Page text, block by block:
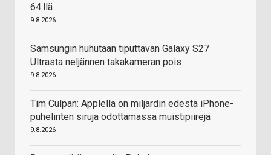
64:llä
9.8.2026
Samsungin huhutaan tiputtavan Galaxy S27
Ultrasta neljännen takakameran pois
9.8.2026
Tim Culpan: Applella on miljardin edestä iPhone-
puhelinten siruja odottamassa muistipiirejä
9.8.2026